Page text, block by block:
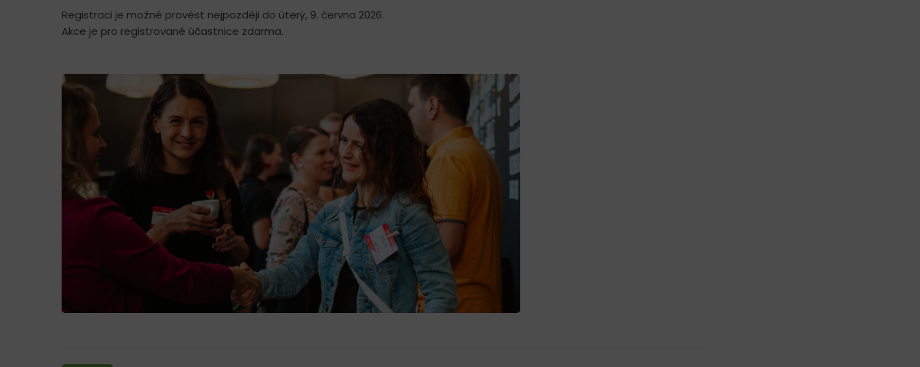
Registraci je možné provést nejpozději do úterý, 9. června 2026.
Akce je pro registrované účastnice zdarma.